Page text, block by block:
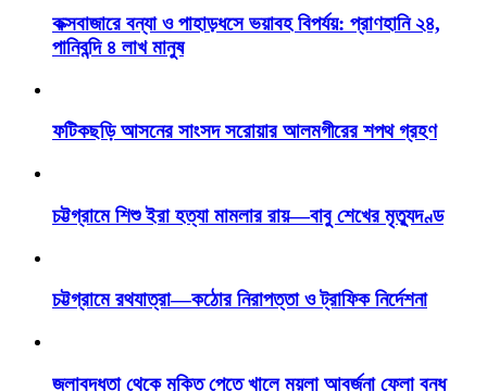
কক্সবাজারে বন্যা ও পাহাড়ধসে ভয়াবহ বিপর্যয়: প্রাণহানি ২৪,
পানিবন্দি ৪ লাখ মানুষ
ফটিকছড়ি আসনের সাংসদ সরোয়ার আলমগীরের শপথ গ্রহণ
চট্টগ্রামে শিশু ইরা হত্যা মামলার রায়—বাবু শেখের মৃত্যুদণ্ড
চট্টগ্রামে রথযাত্রা—কঠোর নিরাপত্তা ও ট্রাফিক নির্দেশনা
জলাবদ্ধতা থেকে মুক্তি পেতে খালে ময়লা আবর্জনা ফেলা বন্ধ